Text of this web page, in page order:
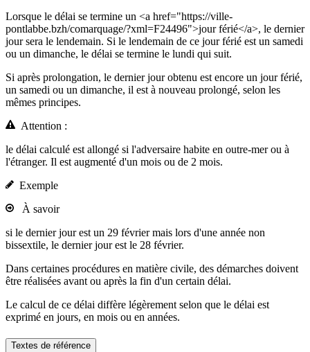
Lorsque le délai se termine un <a href="https://ville-
pontlabbe.bzh/comarquage/?xml=F24496">jour férié</a>, le dernier
jour sera le lendemain. Si le lendemain de ce jour férié est un samedi
ou un dimanche, le délai se termine le lundi qui suit.
Si après prolongation, le dernier jour obtenu est encore un jour férié,
un samedi ou un dimanche, il est à nouveau prolongé, selon les
mêmes principes.
Attention :
le délai calculé est allongé si l'adversaire habite en outre-mer ou à
l'étranger. Il est augmenté d'un mois ou de 2 mois.
Exemple
À savoir
si le dernier jour est un 29 février mais lors d'une année non
bissextile, le dernier jour est le 28 février.
Dans certaines procédures en matière civile, des démarches doivent
être réalisées avant ou après la fin d'un certain délai.
Le calcul de ce délai diffère légèrement selon que le délai est
exprimé en jours, en mois ou en années.
Textes de référence